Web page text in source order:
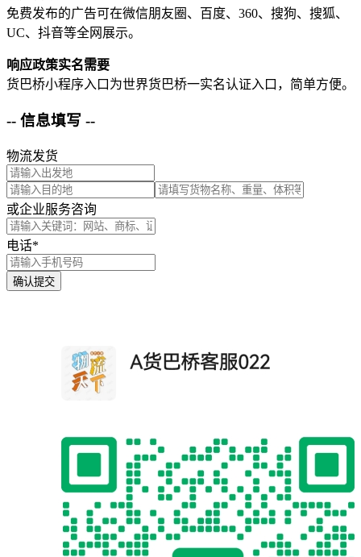
免费发布的广告可在微信朋友圈、百度、360、搜狗、搜狐、
UC、抖音等全网展示。
响应政策实名需要
货巴桥小程序入口为世界货巴桥一实名认证入口，简单方便。
-- 信息填写 --
物流发货
或企业服务咨询
电话*
确认提交